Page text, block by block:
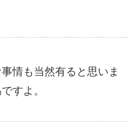
情も当然有ると思いま
すよ。